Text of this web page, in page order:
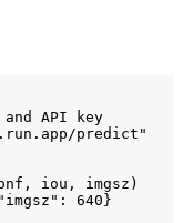
API key
predict"
iou, imgsz)
640}